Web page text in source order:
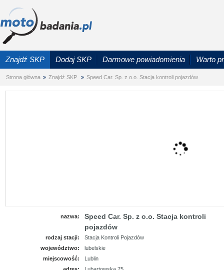
Znajdź SKP Dodaj SKP Darmowe powiadomienia Warto
Strona główna » Znajdź SKP » Speed Car. Sp. z o.o. Stacja kontroli pojazdów
nazwa:
Speed Car. Sp. z o.o. Stacja kontroli
pojazdów
rodzaj stacji:
Stacja Kontroli Pojazdów
województwo:
lubelskie
miejscowość:
Lublin